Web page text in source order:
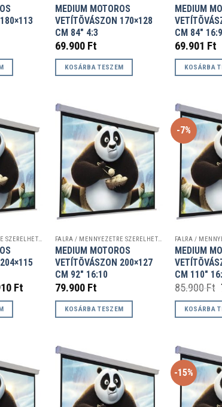
MEDIUM MOTOROS
VETÍTÕVÁSZON 170×128
CM 84″ 4:3
69.900 Ft
KOSÁRBA TESZEM
MEDIUM
CM 84″ 16:9
69.901 Ft
KOSÁRBA
FALRA / MENNYEZETRE SZERELHETŐ VETÍTŐVÁSZNAK
Ft.
Ft Current
71.910 Ft.
FALRA / MENNYEZETRE SZERELHETŐ VETÍTŐVÁSZNAK
MEDIUM MOTOROS
VETÍTÕVÁSZON 200×127
CM 92″ 16:10
79.900 Ft
KOSÁRBA TESZEM
-7%
MEDIUM
CM 110″
85.900Ft
KOSÁRBA
-15%